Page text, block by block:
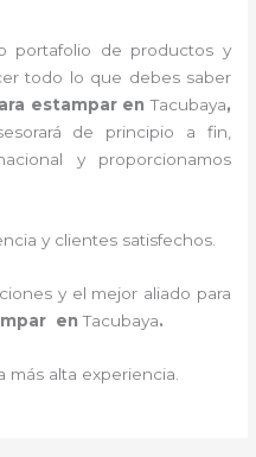
portafolio de productos y
todo lo que debes saber
estampar en Tacubaya,
de principio a fin,
y proporcionamos
y clientes satisfechos.
y el mejor aliado para
enTacubaya.
más alta experiencia.